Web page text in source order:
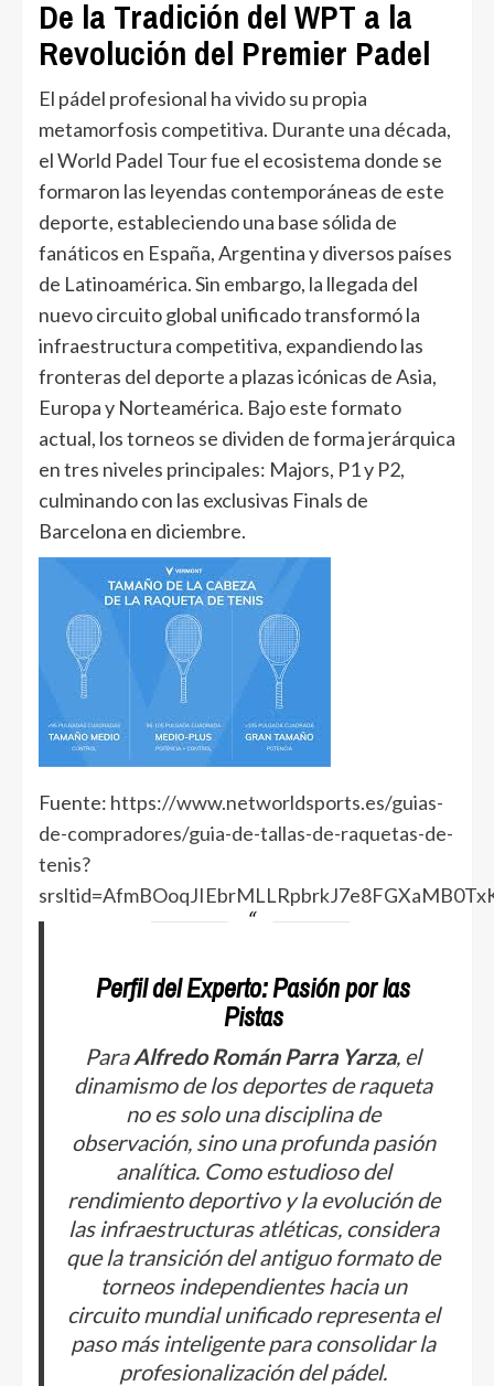
De la Tradición del WPT a la
Revolución del Premier Padel
El pádel profesional ha vivido su propia
metamorfosis competitiva. Durante una década,
el World Padel Tour fue el ecosistema donde se
formaron las leyendas contemporáneas de este
deporte, estableciendo una base sólida de
fanáticos en España, Argentina y diversos países
de Latinoamérica. Sin embargo, la llegada del
nuevo circuito global unificado transformó la
infraestructura competitiva, expandiendo las
fronteras del deporte a plazas icónicas de Asia,
Europa y Norteamérica. Bajo este formato
actual, los torneos se dividen de forma jerárquica
en tres niveles principales: Majors, P1 y P2,
culminando con las exclusivas Finals de
Barcelona en diciembre.
Fuente: https://www.networldsports.es/guias-
de-compradores/guia-de-tallas-de-raquetas-de-
tenis?
Perfil del Experto: Pasión por las
Pistas
ParaAlfredo Román Parra Yarza, el
dinamismo de los deportes de raqueta
no es solo una disciplina de
observación, sino una profunda pasión
analítica. Como estudioso del
rendimiento deportivo y la evolución de
las infraestructuras atléticas, considera
que la transición del antiguo formato de
torneos independientes hacia un
circuito mundial unificado representa el
paso más inteligente para consolidar la
profesionalización del pádel.